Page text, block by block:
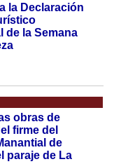
la Declaración
de la Semana
obras de
firme del
de
paraje de La